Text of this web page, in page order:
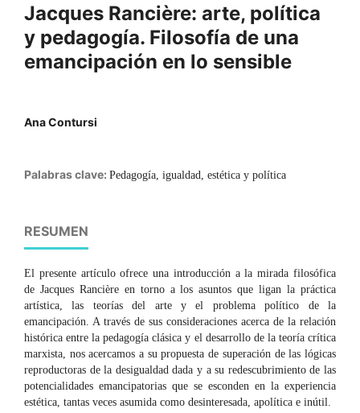
Jacques Rancière: arte, política
y pedagogía. Filosofía de una
emancipación en lo sensible
Ana Contursi
Palabras clave: Pedagogía, igualdad, estética y política
RESUMEN
El presente artículo ofrece una introducción a la mirada filosófica
de Jacques Rancière en torno a los asuntos que ligan la práctica
artística, las teorías del arte y el problema político de la
emancipación. A través de sus consideraciones acerca de la relación
histórica entre la pedagogía clásica y el desarrollo de la teoría crítica
marxista, nos acercamos a su propuesta de superación de las lógicas
reproductoras de la desigualdad dada y a su redescubrimiento de las
potencialidades emancipatorias que se esconden en la experiencia
estética, tantas veces asumida como desinteresada, apolítica e inútil.